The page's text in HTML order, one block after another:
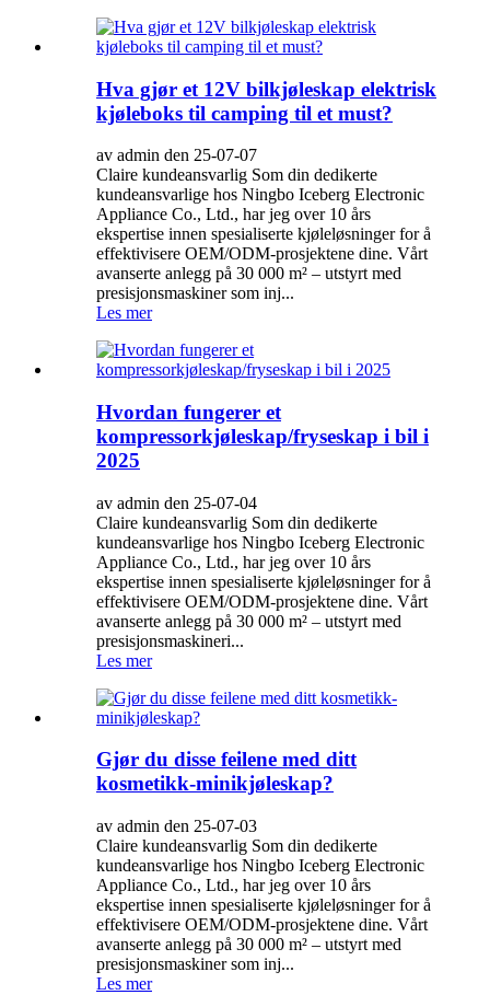
Hva gjør et 12V bilkjøleskap elektrisk
kjøleboks til camping til et must?
av admin den 25-07-07
Claire kundeansvarlig Som din dedikerte
kundeansvarlige hos Ningbo Iceberg Electronic
Appliance Co., Ltd., har jeg over 10 års
ekspertise innen spesialiserte kjøleløsninger for å
effektivisere OEM/ODM-prosjektene dine. Vårt
avanserte anlegg på 30 000 m² – utstyrt med
presisjonsmaskiner som inj...
Les mer
Hvordan fungerer et
kompressorkjøleskap/fryseskap i bil i
2025
av admin den 25-07-04
Claire kundeansvarlig Som din dedikerte
kundeansvarlige hos Ningbo Iceberg Electronic
Appliance Co., Ltd., har jeg over 10 års
ekspertise innen spesialiserte kjøleløsninger for å
effektivisere OEM/ODM-prosjektene dine. Vårt
avanserte anlegg på 30 000 m² – utstyrt med
presisjonsmaskineri...
Les mer
Gjør du disse feilene med ditt
kosmetikk-minikjøleskap?
av admin den 25-07-03
Claire kundeansvarlig Som din dedikerte
kundeansvarlige hos Ningbo Iceberg Electronic
Appliance Co., Ltd., har jeg over 10 års
ekspertise innen spesialiserte kjøleløsninger for å
effektivisere OEM/ODM-prosjektene dine. Vårt
avanserte anlegg på 30 000 m² – utstyrt med
presisjonsmaskiner som inj...
Les mer